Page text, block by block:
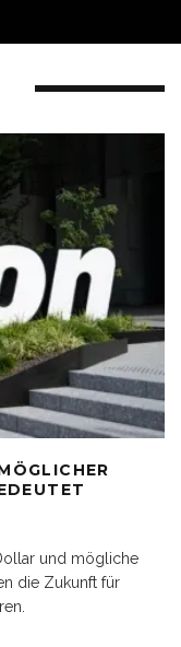
und mögliche
die Zukunft für